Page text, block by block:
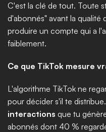
C'est la clé de tout. Toute
d'abonnés" avant la qualité
produire un compte qui a
faiblement.
Ce que TikTok mesure
L'algorithme TikTok ne
pour décider s'il te
interactions que tu
abonnés dont 40 %